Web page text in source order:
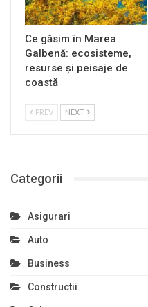
Ce găsim în Marea
Galbenă: ecosisteme,
resurse și peisaje de
coastă
PREV NEXT
Categorii
Asigurari
Auto
Business
Constructii